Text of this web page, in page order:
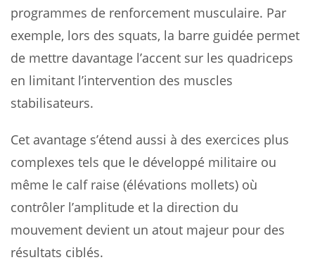
programmes de renforcement musculaire. Par
exemple, lors des squats, la barre guidée permet
de mettre davantage l’accent sur les quadriceps
en limitant l’intervention des muscles
stabilisateurs.
Cet avantage s’étend aussi à des exercices plus
complexes tels que le développé militaire ou
même le calf raise (élévations mollets) où
contrôler l’amplitude et la direction du
mouvement devient un atout majeur pour des
résultats ciblés.